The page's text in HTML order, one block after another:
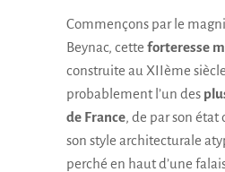
Commençons par le
Beynac, cette forteresse
construite au XIIème
probablement l’un des
de France, de par son état
son style architecturale
perché en haut d’une